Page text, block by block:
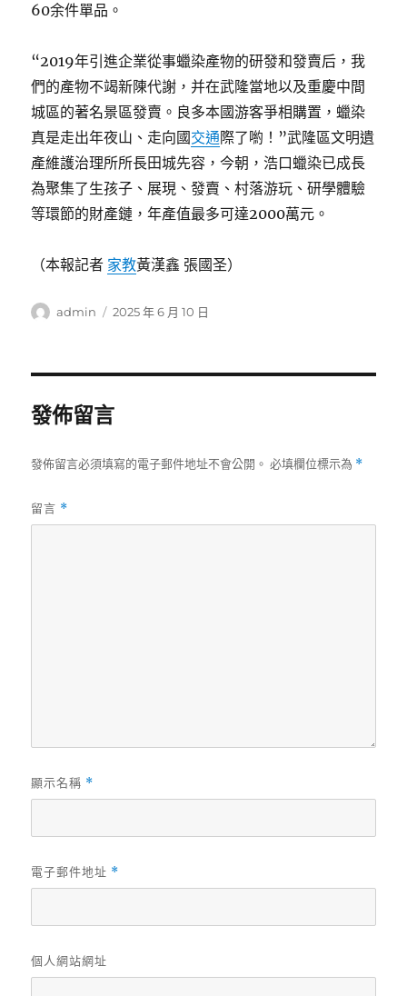
60余件單品。
“2019年引進企業從事蠟染產物的研發和發賣后，我
們的產物不竭新陳代謝，并在武隆當地以及重慶中間
城區的著名景區發賣。良多本國游客爭相購置，蠟染
真是走出年夜山、走向國交通際了喲！”武隆區文明遺
產維護治理所所長田城先容，今朝，浩口蠟染已成長
為聚集了生孩子、展現、發賣、村落游玩、研學體驗
等環節的財產鏈，年產值最多可達2000萬元。
（本報記者 家教黃漢鑫 張國圣）
作
admin
發
2025 年 6 月 10 日
發佈留言
發佈留言必須填寫的電子郵件地址不會公開。 必填欄位標示為 *
留言 *
顯示名稱 *
電子郵件地址 *
個人網站網址